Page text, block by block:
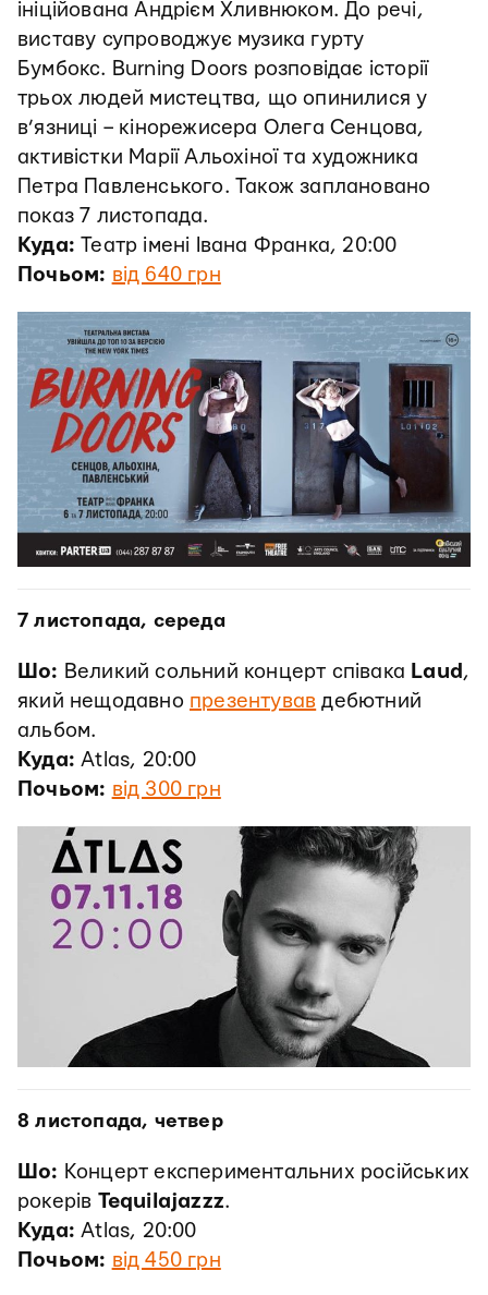
ініційована Андрієм Хливнюком. До речі,
виставу супроводжує музика гурту
Бумбокс. Burning Doors розповідає історії
трьох людей мистецтва, що опинилися у
в’язниці – кінорежисера Олега Сенцова,
активістки Марії Альохіної та художника
Петра Павленського. Також заплановано
показ 7 листопада.
Куда:
Театр імені Івана Франка, 20:00
Почьом: від 640 грн
7 листопада, середа
Шо: Великий сольний концерт співака Laud ,
який нещодавно презентував дебютний
альбом.
Куда:Atlas, 20:00
Почьом: від 300 грн
8 листопада, четвер
Шо: Концерт експериментальних російських
рокерів Tequilajazzz.
Куда: Atlas, 20:00
Почьом: від 450 грн